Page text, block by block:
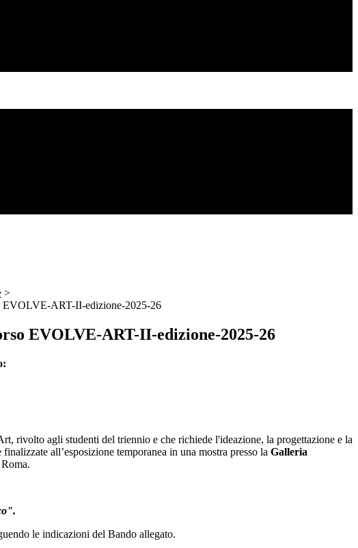
>
EVOLVE-ART-II-edizione-2025-26
EVOLVE-ART-II-edizione-2025-26
rivolto agli studenti del triennio e che richiede l'ideazione, la progettazione e la
all’esposizione temporanea in una mostra presso la Galleria
le indicazioni del Bando allegato.